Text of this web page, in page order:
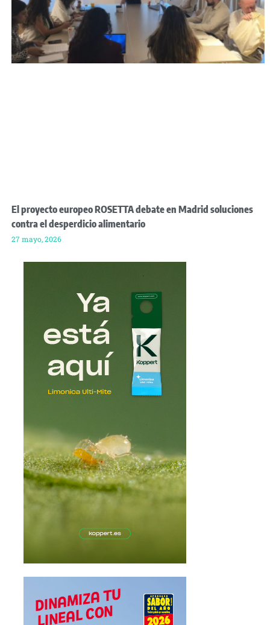
El proyecto europeo ROSETTA debate en Madrid soluciones
contra el desperdicio alimentario
27 mayo, 2026